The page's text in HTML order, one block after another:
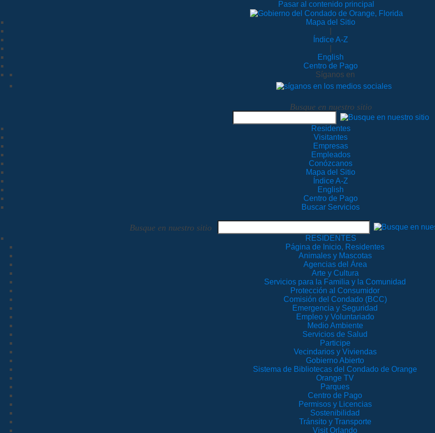
Pasar al contenido principal
Mapa del Sitio
Índice A-Z
English
Centro de Pago
Síganos en
Busque en nuestro sitio
Residentes
Visitantes
Empresas
Empleados
Conózcanos
Mapa del Sitio
Índice A-Z
English
Centro de Pago
Buscar Servicios
Busque en nuestro sitio
RESIDENTES
Página de Inicio, Residentes
Animales y Mascotas
Agencias del Área
Arte y Cultura
Servicios para la Familia y la Comunidad
Protección al Consumidor
Comisión del Condado (BCC)
Emergencia y Seguridad
Empleo y Voluntariado
Medio Ambiente
Servicios de Salud
Participe
Vecindarios y Viviendas
Gobierno Abierto
Sistema de Bibliotecas del Condado de Orange
Orange TV
Parques
Centro de Pago
Permisos y Licencias
Sostenibilidad
Tránsito y Transporte
Visit Orlando